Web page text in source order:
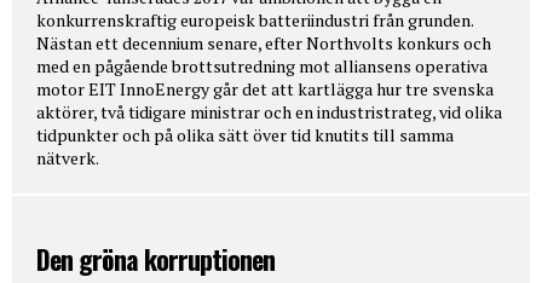
konkurrenskraftig europeisk batteriindustri från grunden.
Nästan ett decennium senare, efter Northvolts konkurs och
med en pågående brottsutredning mot alliansens operativa
motor EIT InnoEnergy går det att kartlägga hur tre svenska
aktörer, två tidigare ministrar och en industristrateg, vid olika
tidpunkter och på olika sätt över tid knutits till samma
nätverk.
Den gröna korruptionen